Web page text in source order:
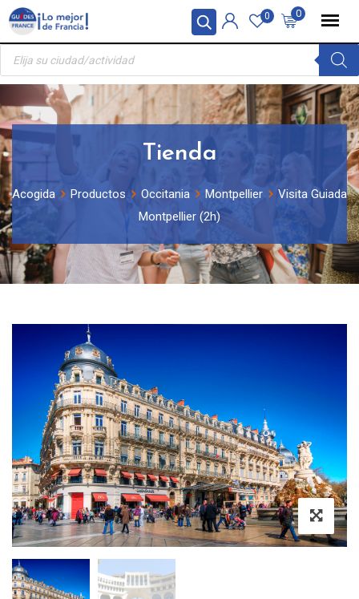
Panel de gestión de cookies
Skip
content
0
0
Búsqueda
productos
Tienda
Acogida Productos Occitania Montpellier
Visita Guiada
Montpellier (2h)